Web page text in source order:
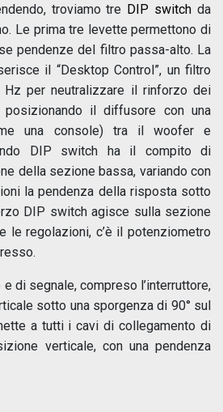
troviamo tre DIP switch da
Le prima tre levette permettono di
pendenze del filtro passa-alto. La
il “Desktop Control”, un filtro
per neutralizzare il rinforzo dei
il diffusore con una
una console) tra il woofer e
DIP switch ha il compito di
della sezione bassa, variando con
la pendenza della risposta sotto
DIP switch agisce sulla sezione
le regolazioni, c’è il potenziometro
di segnale, compreso l’interruttore,
sotto una sporgenza di 90° sul
a tutti i cavi di collegamento di
verticale, con una pendenza